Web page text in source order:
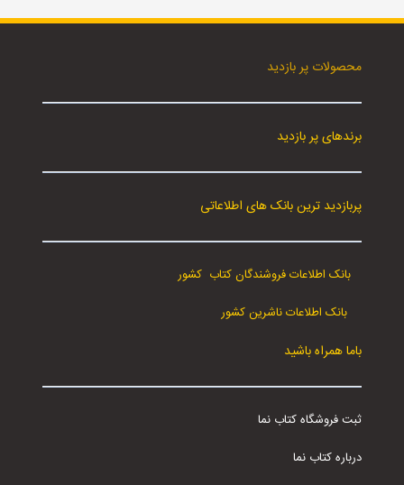
محصولات پر بازدید
برندهای پر بازدید
پربازدید ترین بانک های اطلاعاتی
بانک اطلاعات فروشندگان کتاب کشور
بانک اطلاعات ناشرین کشور
باما همراه باشید
ثبت فروشگاه کتاب نما
درباره کتاب نما